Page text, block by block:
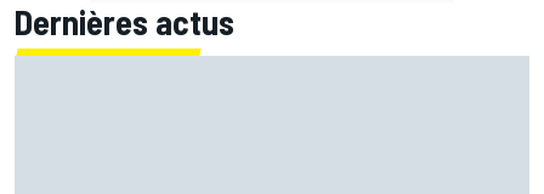
Dernières actus